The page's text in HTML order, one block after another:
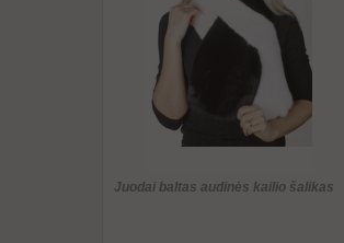
Juodai baltas audinės kailio šalikas